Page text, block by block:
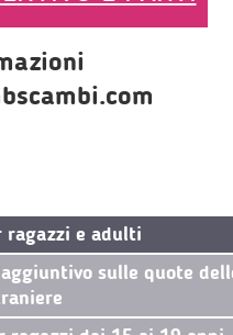
ragazzi e adulti
aggiuntivo sulle quote